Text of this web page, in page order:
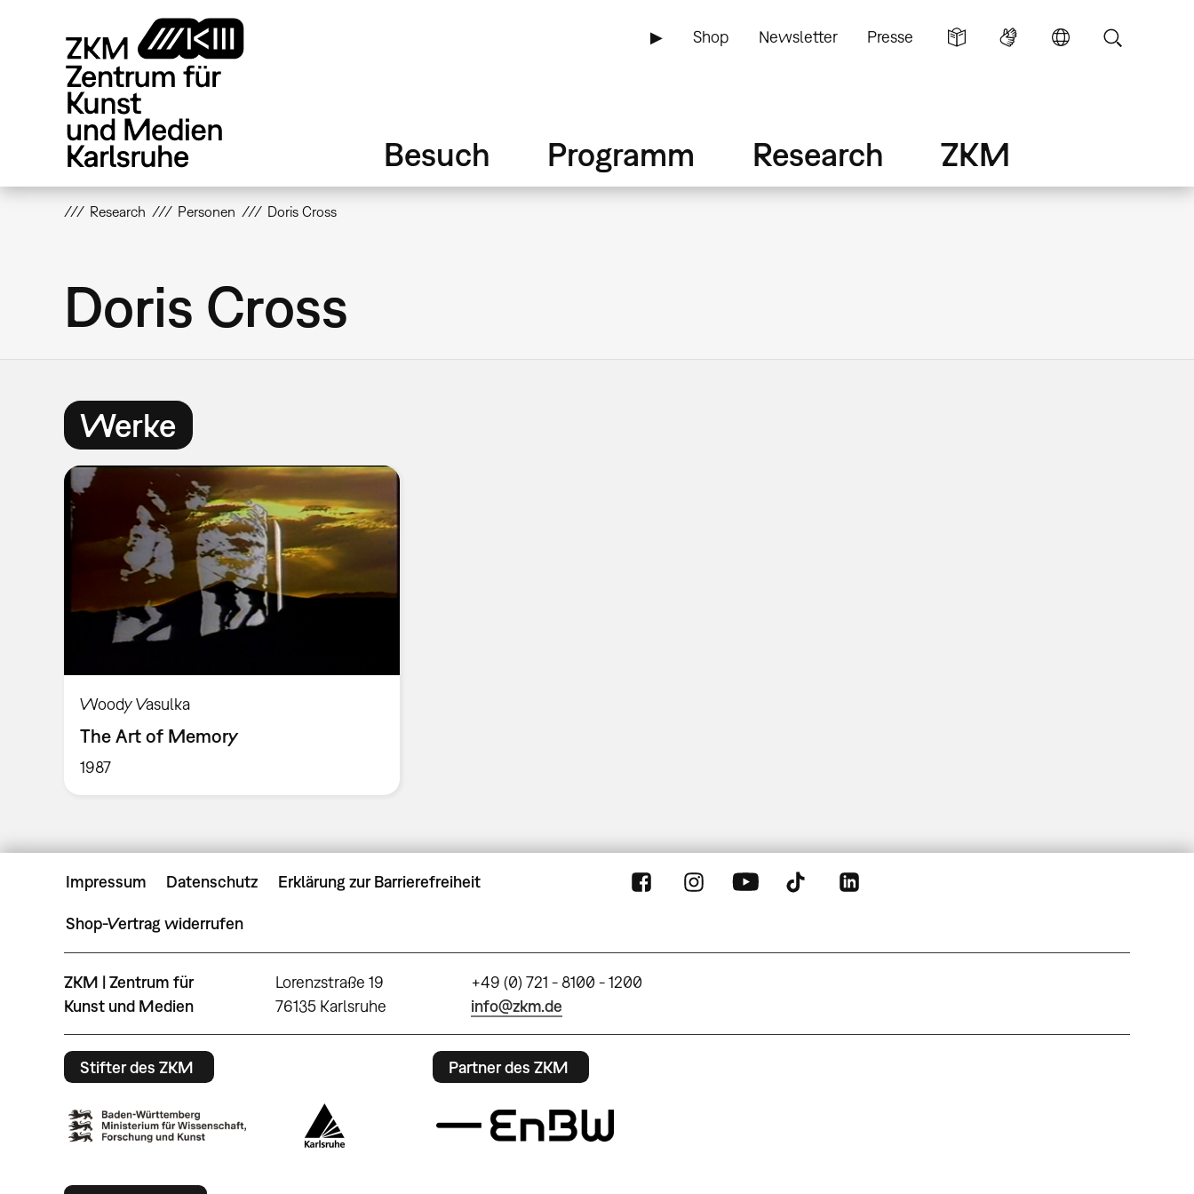
▶ Shop Newsletter Presse
Besuch Programm Research ZKM
Research Personen Doris Cross
Doris Cross
Werke
Woody Vasulka
The Art of Memory
1987
Impressum Datenschutz Erklärung zur Barrierefreiheit
Shop-Vertrag widerrufen
ZKM | Zentrum für
Kunst und Medien
Lorenzstraße 19
76135 Karlsruhe
+49 (0) 721 - 8100 - 1200
info@zkm.de
Stifter des ZKM Partner des ZKM